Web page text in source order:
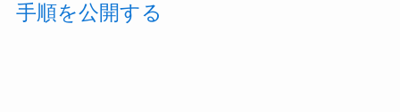
手順を公開する